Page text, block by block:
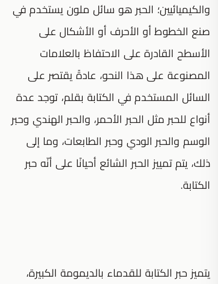
والكيميائيين؛ الحبر هو سائل ملون يستخدم في
صنع الخطوط أو الأحرف أو الأشكال على
الأسطح القادرة على الاحتفاظ بالعلامات
المصنوعة على هذا النحو، عادةً يقتصر على
السائل المستخدم في الكتابة بقلم، توجد عدة
أنواع للحبر مثل الحبر الأحمر، والحبر الهندي وحبر
الوسم والحبر الودي وحبر الطابعات، وما إلى
ذلك، يتم تمييز الحبر الشائع أحيانًا على أنّه حبر
الكتابة.
يتميز حبر الكتابة للقدماء بالديمومة الكبيرة،